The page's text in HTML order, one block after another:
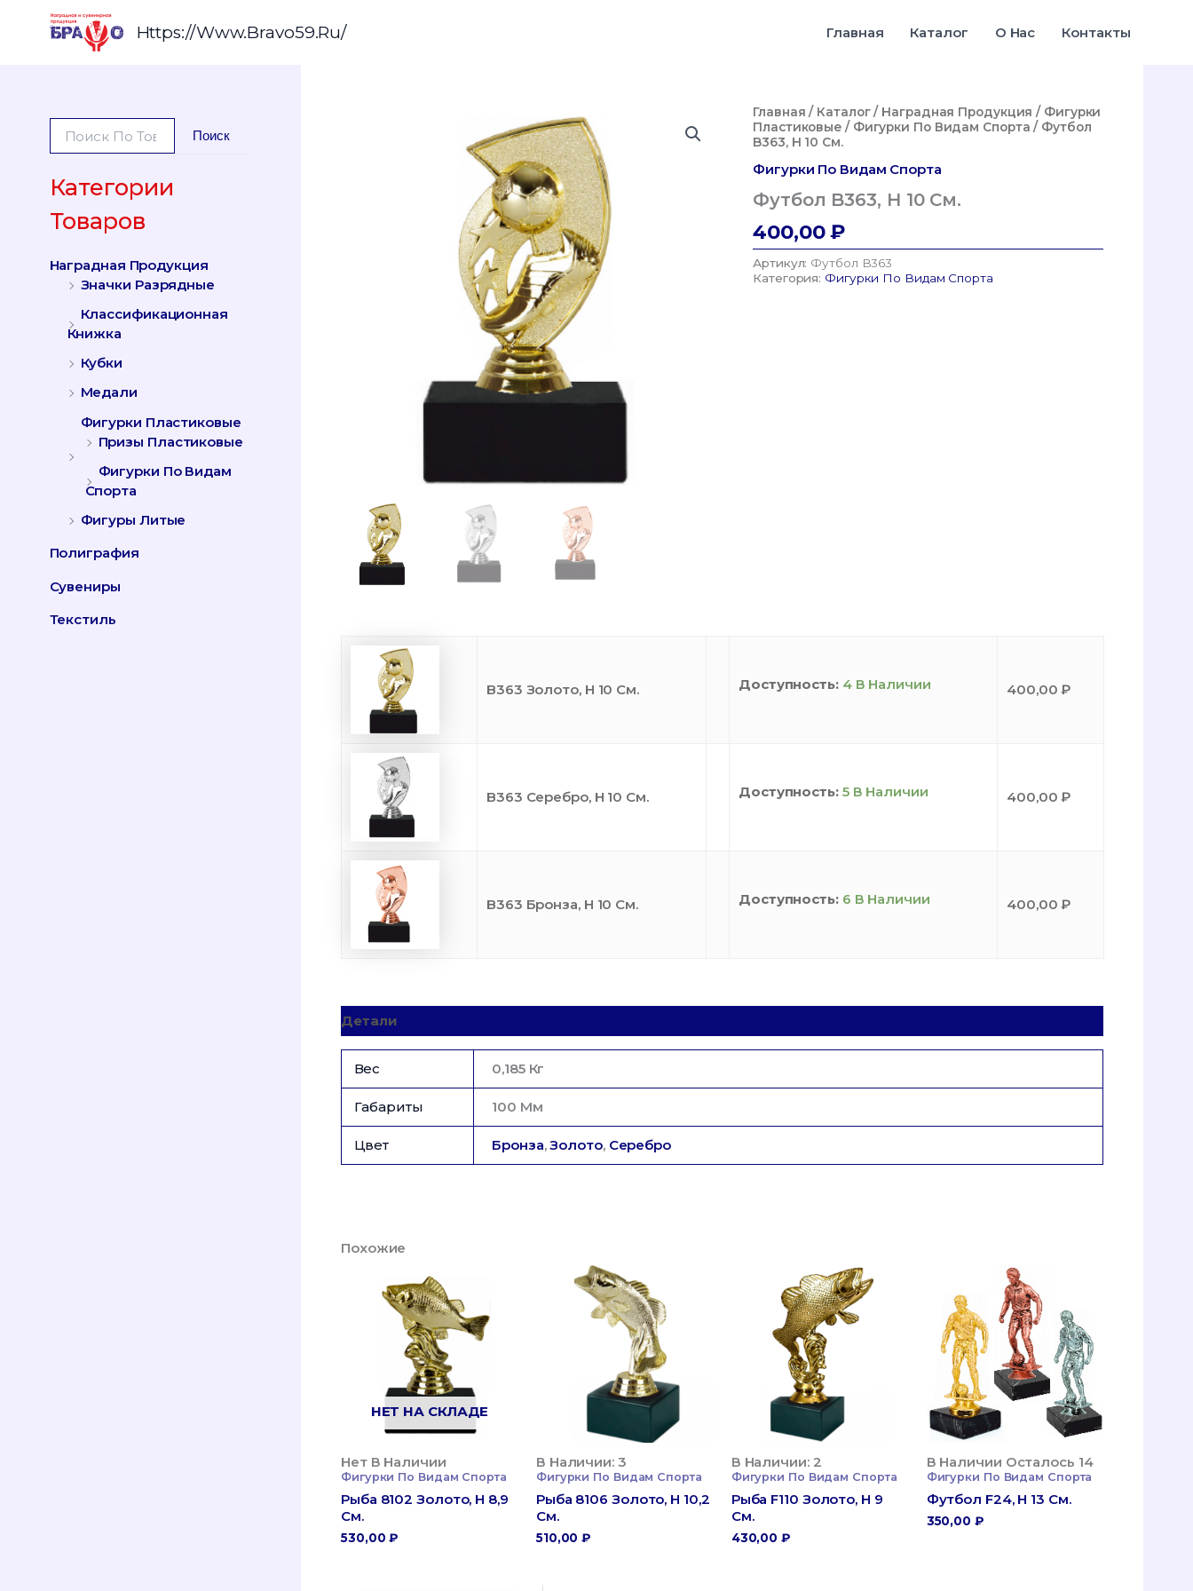
Содержимому
Https://www.bravo59.ru/ Главная Каталог О Нас Контакты
А
Т
Ь
Поиск
Категории
Товаров
Наградная Продукция
Значки Разрядные
Классификационная
Книжка
Кубки
Медали
Фигурки Пластиковые
Призы Пластиковые
Фигурки По Видам
Спорта
Фигуры Литые
Полиграфия
Сувениры
Текстиль
Главная / Каталог/ Наградная Продукция / Фигурки
Пластиковые / Фигурки По Видам Спорта / Футбол
B363, H 10 См.
Фигурки По Видам Спорта
Футбол B363, H 10 См.
400,00₽
Артикул: Футбол B363
Категория: Фигурки По Видам Спорта
B363 Золото, H 10 См. Доступность: 4 В Наличии 400,00₽
B363 Серебро, H 10 См. Доступность: 5 В Наличии 400,00₽
B363 Бронза, H 10 См. Доступность: 6 В Наличии 400,00₽
Детали
Вес 0,185 Кг
Габариты 100 Мм
Цвет Бронза,Золото, Серебро
Похожие
НЕТ НА СКЛАДЕ
Нет В Наличии
Фигурки По Видам Спорта
Рыба 8102 Золото, H 8,9
См.
530,00₽
В Наличии: 3
Фигурки По Видам Спорта
Рыба 8106 Золото, H 10,2
См.
510,00₽
В Наличии: 2
Фигурки По Видам Спорта
Рыба F110 Золото, H 9
См.
430,00₽
В Наличии Осталось 14
Фигурки По Видам Спорта
Футбол F24, H 13 См.
350,00 ₽